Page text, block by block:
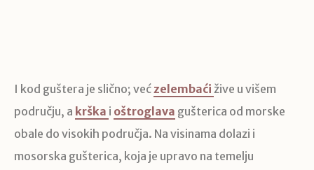
I kod guštera je slično; već zelembaći žive u višem
području, a krška i oštroglava gušterica od morske
obale do visokih područja. Na visinama dolazi i
mosorska gušterica, koja je upravo na temelju